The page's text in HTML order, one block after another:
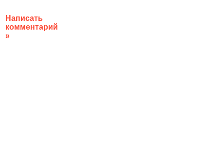
Написать
комментарий
»